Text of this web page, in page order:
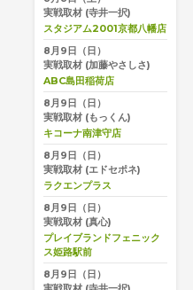
実戦取材 (寺井一択)
スタジアム2001京都八幡店
8月9日（日）
実戦取材 (加藤やさしさ)
ABC島田稲荷店
8月9日（日）
実戦取材 (もっくん)
キコーナ南津守店
8月9日（日）
実戦取材 (エドセポネ)
ラクエンプラス
8月9日（日）
実戦取材 (真心)
プレイブランドフェニック
ス姫路駅前
8月9日（日）